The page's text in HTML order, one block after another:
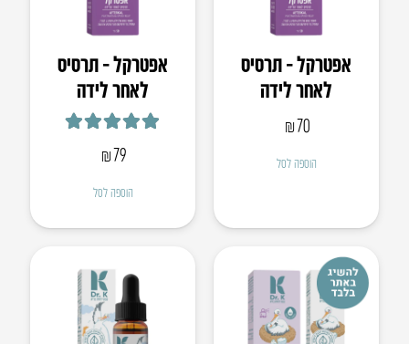
אפטרקל – תרסיס
לאחר לידה
₪70
הוספה לסל
אפטרקל – תרסיס
לאחר לידה
₪79
הוספה לסל